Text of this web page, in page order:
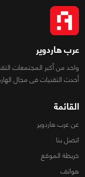
عرب هاردوير
واحد من أكبر المجتمعات
أحدث التقنيات فى مجال
القائمة
عن عرب هاردوير
اتصل بنا
خريطة الموقع
هواتف